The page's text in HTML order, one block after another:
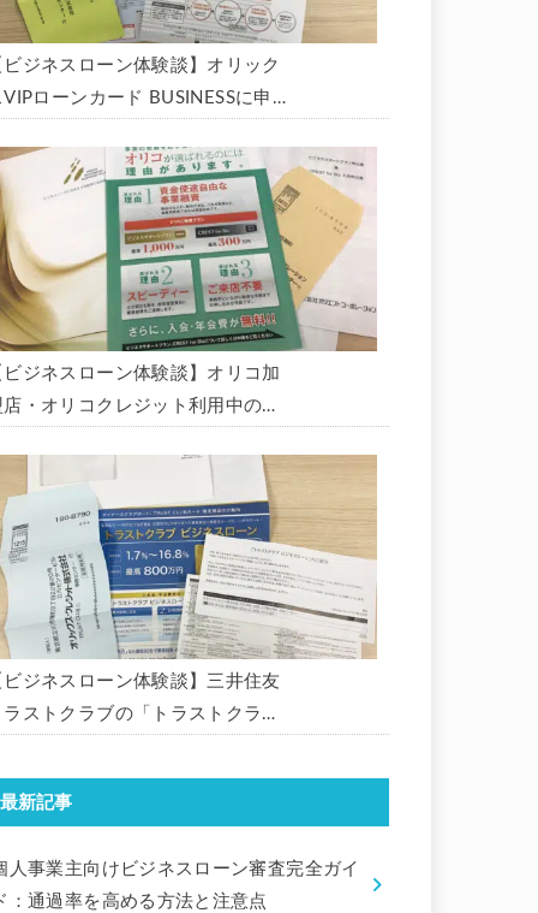
ビジネスローン体験談】オリック
VIPローンカード BUSINESSに申
で借りられました。全手順を丁寧
説します。
ビジネスローン体験談】オリコ加
店・オリコクレジット利用中の事
ジネスサポートプラン」を使う方
がないか、問い合わせてみた。
ビジネスローン体験談】三井住友
ラストクラブの「トラストクラブ
ました。
最新記事
人事業主向けビジネスローン審査完全ガイ
：通過率を高める方法と注意点